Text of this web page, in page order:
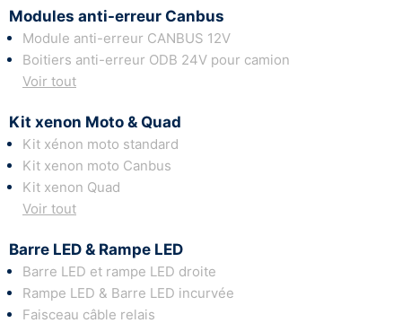
Modules anti-erreur Canbus
Module anti-erreur CANBUS 12V
Boitiers anti-erreur ODB 24V pour camion
Voir tout
Kit xenon Moto & Quad
Kit xénon moto standard
Kit xenon moto Canbus
Kit xenon Quad
Voir tout
Barre LED & Rampe LED
Barre LED et rampe LED droite
Rampe LED & Barre LED incurvée
Faisceau câble relais